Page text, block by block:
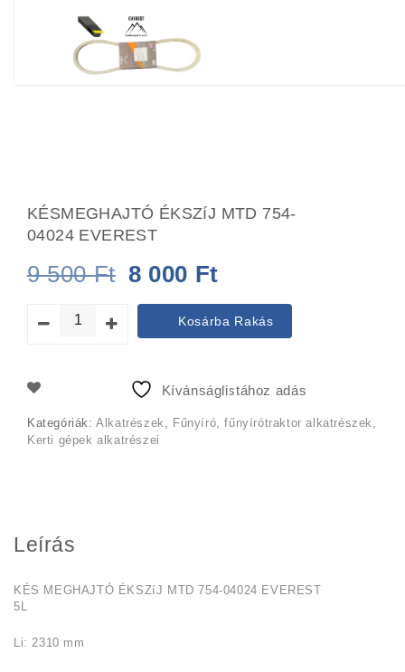
KÉSMEGHAJTÓ ÉKSZíJ MTD 754-
04024 EVEREST
9 500Ft Original
price
was:
9
8 000 Ft
price
is:
Kosárba Rakás
Kívánságlistához adás
Kategóriák:Alkatrészek Fűnyíró, fűnyírótraktor alkatrészek
Kerti gépek alkatrészei
Leírás
KÉS MEGHAJTÓ ÉKSZíJ MTD 754-04024 EVEREST
5L
Li: 2310 mm